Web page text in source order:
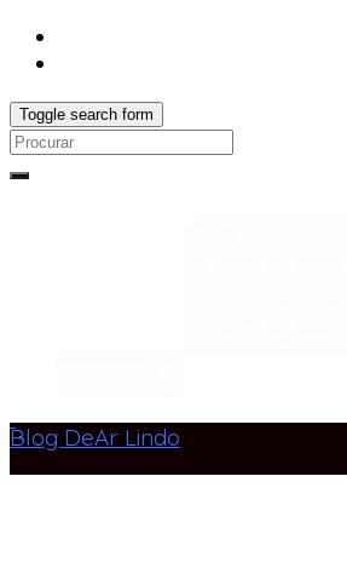
Toggle search form
Search
Blog DeAr Lindo